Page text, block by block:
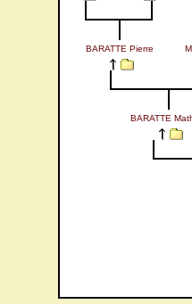
BARATTE Pierre
BARATTE